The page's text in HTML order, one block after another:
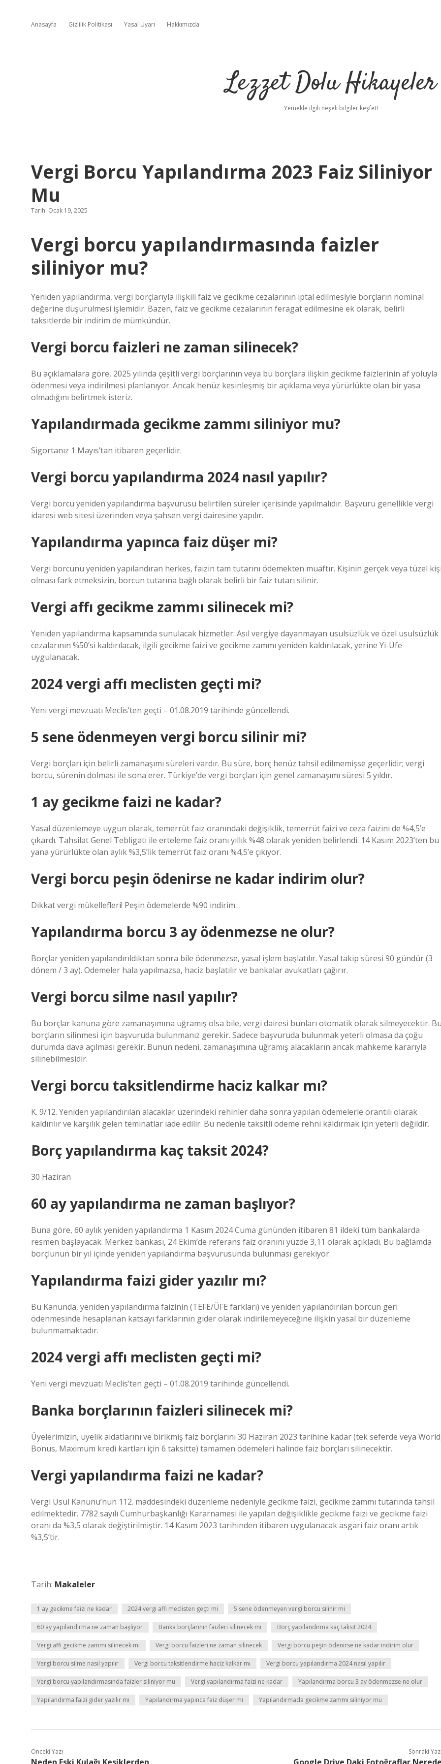
Anasayfa Gizlilik Politikası Yasal Uyarı Hakkımızda
Lezzet Dolu Hikayeler
Yemekle ilgili neşeli bilgiler keşfet!
Vergi Borcu Yapılandırma 2023 Faiz Siliniyor
Mu
Tarih: Ocak 19, 2025
Vergi borcu yapılandırmasında faizler
siliniyor mu?
Yeniden yapılandırma, vergi borçlarıyla ilişkili faiz ve gecikme cezalarının iptal edilmesiyle borçların nominal
değerine düşürülmesi işlemidir. Bazen, faiz ve gecikme cezalarının feragat edilmesine ek olarak, belirli
taksitlerde bir indirim de mümkündür.
Vergi borcu faizleri ne zaman silinecek?
Bu açıklamalara göre, 2025 yılında çeşitli vergi borçlarının veya bu borçlara ilişkin gecikme faizlerinin af yoluyla
ödenmesi veya indirilmesi planlanıyor. Ancak henüz kesinleşmiş bir açıklama veya yürürlükte olan bir yasa
olmadığını belirtmek isteriz.
Yapılandırmada gecikme zammı siliniyor mu?
Sigortanız 1 Mayıs’tan itibaren geçerlidir.
Vergi borcu yapılandırma 2024 nasıl yapılır?
Vergi borcu yeniden yapılandırma başvurusu belirtilen süreler içerisinde yapılmalıdır. Başvuru genellikle vergi
idaresi web sitesi üzerinden veya şahsen vergi dairesine yapılır.
Yapılandırma yapınca faiz düşer mi?
Vergi borcunu yeniden yapılandıran herkes, faizin tam tutarını ödemekten muaftır. Kişinin gerçek veya tüzel
olması fark etmeksizin, borcun tutarına bağlı olarak belirli bir faiz tutarı silinir.
Vergi affı gecikme zammı silinecek mi?
Yeniden yapılandırma kapsamında sunulacak hizmetler: Asıl vergiye dayanmayan usulsüzlük ve özel usulsüzlük
cezalarının %50’si kaldırılacak, ilgili gecikme faizi ve gecikme zammı yeniden kaldırılacak, yerine Yi-Üfe
uygulanacak.
2024 vergi affı meclisten geçti mi?
Yeni vergi mevzuatı Meclis’ten geçti – ​​01.08.2019 tarihinde güncellendi.
5 sene ödenmeyen vergi borcu silinir mi?
Vergi borçları için belirli zamanaşımı süreleri vardır. Bu süre, borç henüz tahsil edilmemişse geçerlidir; vergi
borcu, sürenin dolması ile sona erer. Türkiye’de vergi borçları için genel zamanaşımı süresi 5 yıldır.
1 ay gecikme faizi ne kadar?
Yasal düzenlemeye uygun olarak, temerrüt faiz oranındaki değişiklik, temerrüt faizi ve ceza faizini de %4,5’e
çıkardı. Tahsilat Genel Tebligatı ile erteleme faiz oranı yıllık %48 olarak yeniden belirlendi. 14 Kasım 2023’ten bu
yana yürürlükte olan aylık %3,5’lik temerrüt faiz oranı %4,5’e çıkıyor.
Vergi borcu peşin ödenirse ne kadar indirim olur?
Dikkat vergi mükellefleri! Peşin ödemelerde %90 indirim…
Yapılandırma borcu 3 ay ödenmezse ne olur?
Borçlar yeniden yapılandırıldıktan sonra bile ödenmezse, yasal işlem başlatılır. Yasal takip süresi 90 gündür (3
dönem / 3 ay). Ödemeler hala yapılmazsa, haciz başlatılır ve bankalar avukatları çağırır.
Vergi borcu silme nasıl yapılır?
Bu borçlar kanuna göre zamanaşımına uğramış olsa bile, vergi dairesi bunları otomatik olarak silmeyecektir.
borçların silinmesi için başvuruda bulunmanız gerekir. Sadece başvuruda bulunmak yeterli olmasa da çoğu
durumda dava açılması gerekir. Bunun nedeni, zamanaşımına uğramış alacakların ancak mahkeme kararıyla
silinebilmesidir.
Vergi borcu taksitlendirme haciz kalkar mı?
K. 9/12. Yeniden yapılandırılan alacaklar üzerindeki rehinler daha sonra yapılan ödemelerle orantılı olarak
kaldırılır ve karşılık gelen teminatlar iade edilir. Bu nedenle taksitli ödeme rehni kaldırmak için yeterli değildir.
Borç yapılandırma kaç taksit 2024?
30 Haziran
60 ay yapılandırma ne zaman başlıyor?
Buna göre, 60 aylık yeniden yapılandırma 1 Kasım 2024 Cuma gününden itibaren 81 ildeki tüm bankalarda
resmen başlayacak. Merkez bankası, 24 Ekim’de referans faiz oranını yüzde 3,11 olarak açıkladı. Bu bağlamda
borçlunun bir yıl içinde yeniden yapılandırma başvurusunda bulunması gerekiyor.
Yapılandırma faizi gider yazılır mı?
Bu Kanunda, yeniden yapılandırma faizinin (TEFE/ÜFE farkları) ve yeniden yapılandırılan borcun geri
ödenmesinde hesaplanan katsayı farklarının gider olarak indirilemeyeceğine ilişkin yasal bir düzenleme
bulunmamaktadır.
2024 vergi affı meclisten geçti mi?
Yeni vergi mevzuatı Meclis’ten geçti – ​​01.08.2019 tarihinde güncellendi.
Banka borçlarının faizleri silinecek mi?
Üyelerimizin, üyelik aidatlarını ve birikmiş faiz borçlarını 30 Haziran 2023 tarihine kadar (tek seferde veya
Bonus, Maximum kredi kartları için 6 taksitte) tamamen ödemeleri halinde faiz borçları silinecektir.
Vergi yapılandırma faizi ne kadar?
Vergi Usul Kanunu’nun 112. maddesindeki düzenleme nedeniyle gecikme faizi, gecikme zammı tutarında tahsil
edilmektedir. 7782 sayılı Cumhurbaşkanlığı Kararnamesi ile yapılan değişiklikle gecikme faizi ve gecikme faizi
oranı da %3,5 olarak değiştirilmiştir. 14 Kasım 2023 tarihinden itibaren uygulanacak asgari faiz oranı artık
%3,5’tir.
Tarih: Makaleler
1 ay gecikme faizi ne kadar 2024 vergi affı meclisten geçti mi 5 sene ödenmeyen vergi borcu silinir mi
60 ay yapılandırma ne zaman başlıyor Banka borçlarının faizleri silinecek mi Borç yapılandırma kaç taksit 2024
Vergi affı gecikme zammı silinecek mi Vergi borcu faizleri ne zaman silinecek Vergi borcu peşin ödenirse ne kadar indirim olur
Vergi borcu silme nasıl yapılır Vergi borcu taksitlendirme haciz kalkar mı Vergi borcu yapılandırma 2024 nasıl yapılır
Vergi borcu yapılandırmasında faizler siliniyor mu Vergi yapılandırma faizi ne kadar Yapılandırma borcu 3 ay ödenmezse ne olur
Yapılandırma faizi gider yazılır mı Yapılandırma yapınca faiz düşer mi Yapılandırmada gecikme zammı siliniyor mu
Önceki Yazı Sonraki